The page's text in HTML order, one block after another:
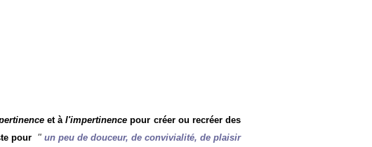
et àl'impertinence pour créer ou recréer des
pour "un peu de douceur, de convivialité, de plaisir